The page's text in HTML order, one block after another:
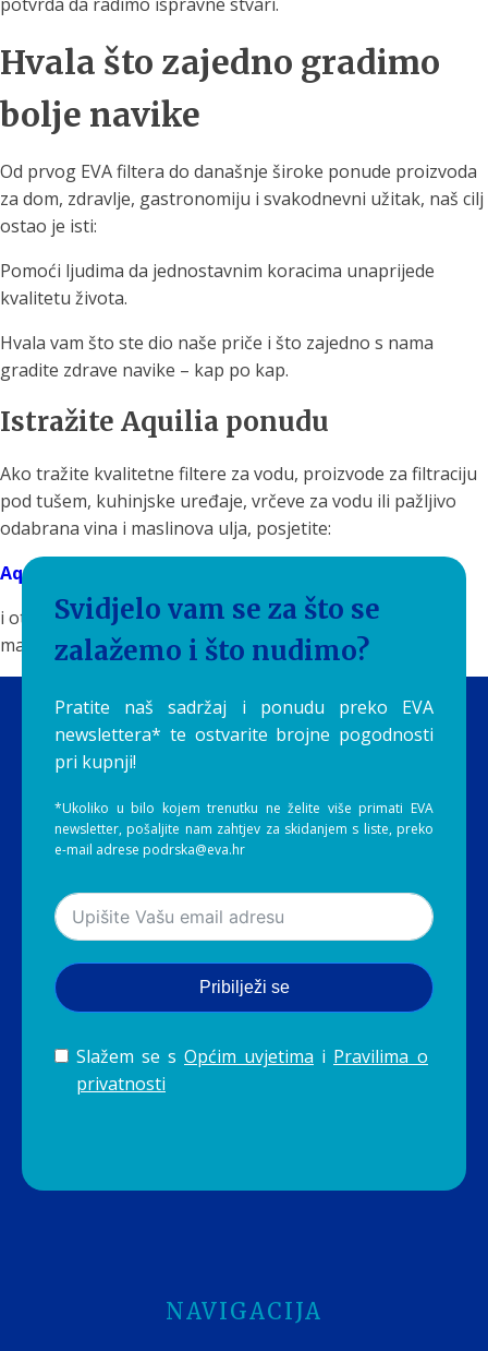
Hvala što zajedno gradimo
bolje navike
Od prvog EVA filtera do današnje široke ponude proizvoda
za dom, zdravlje, gastronomiju i svakodnevni užitak, naš cilj
ostao je isti:
Pomoći ljudima da jednostavnim koracima unaprijede
kvalitetu života.
Hvala vam što ste dio naše priče i što zajedno s nama
gradite zdrave navike – kap po kap.
Istražite Aquilia ponudu
Ako tražite kvalitetne filtere za vodu, proizvode za filtraciju
pod tušem, kuhinjske uređaje, vrčeve za vodu ili pažljivo
odabrana vina i maslinova ulja, posjetite:
Aquilia.hr
i otkrijte proizvode koji svakodnevne rituale pretvaraju u
male trenutke uživanja.
Svidjelo vam se za što se
zalažemo i što nudimo?
Pratite naš sadržaj i ponudu preko EVA
newslettera* te ostvarite brojne pogodnosti
pri kupnji!
*Ukoliko u bilo kojem trenutku ne želite više primati EVA
newsletter, pošaljite nam zahtjev za skidanjem s liste, preko
e-mail adrese podrska@eva.hr
Pribilježi se
Slažem se s Općim uvjetima i Pravilima o
privatnosti
NAVIGACIJA